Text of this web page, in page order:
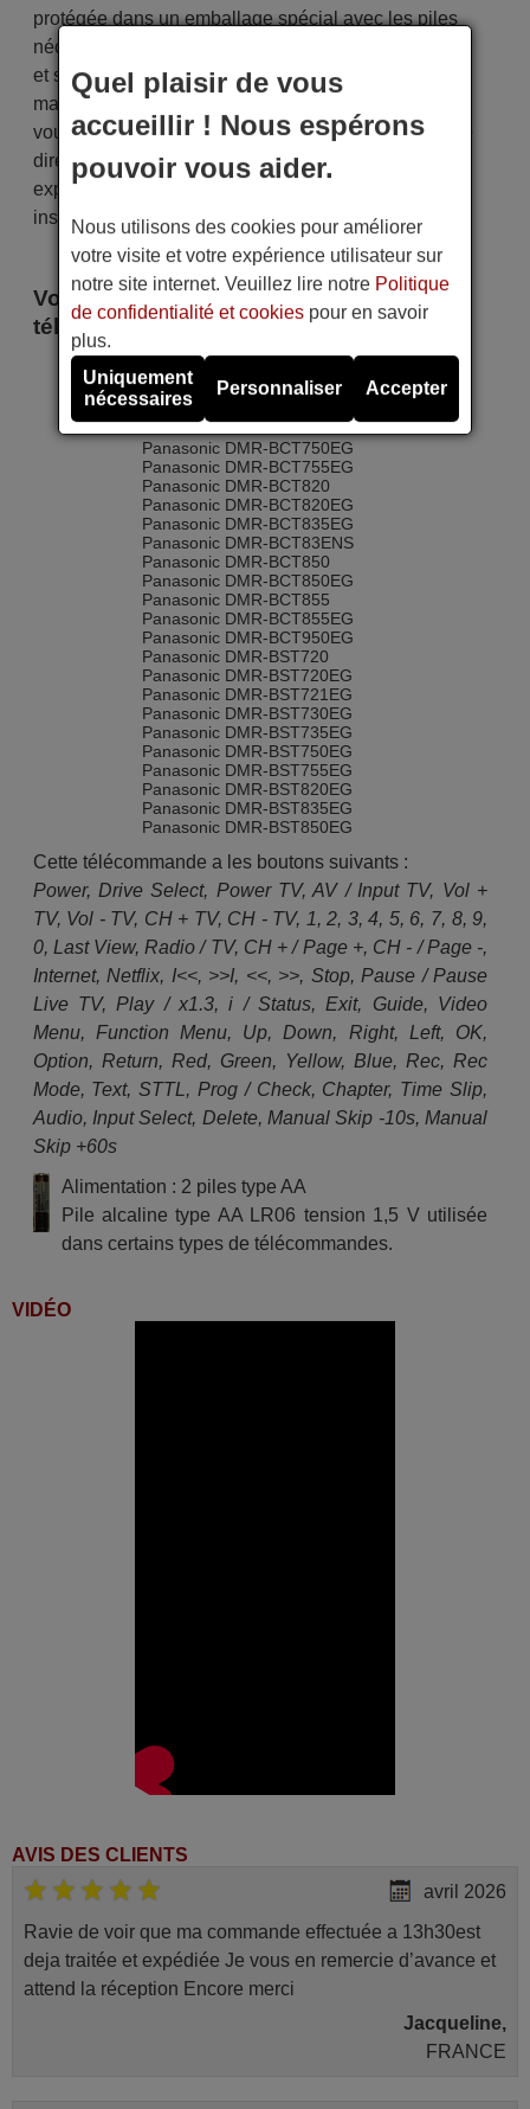
protégée dans un emballage spécial avec les piles
nécessaires (si demandées). L'expédition est rapide
et sécurisée, garantissant qu'elle arrive entre vos
mains dans le délai de livraison indiqué. De plus,
vous recevrez la commodité de recevoir votre facture
directement par courrier électronique. Votre
expérience d'achat sera impeccable dès le premier
instant !
Voici certains modèles qui utilisent cette
télécommande
Panasonic DMR-BCT720
Panasonic DMR-BCT720EG
Panasonic DMR-BCT721EG
Panasonic DMR-BCT73
Panasonic DMR-BCT750EG
Panasonic DMR-BCT755EG
Panasonic DMR-BCT820
Panasonic DMR-BCT820EG
Panasonic DMR-BCT835EG
Panasonic DMR-BCT83ENS
Panasonic DMR-BCT850
Panasonic DMR-BCT850EG
Panasonic DMR-BCT855
Panasonic DMR-BCT855EG
Panasonic DMR-BCT950EG
Panasonic DMR-BST720
Panasonic DMR-BST720EG
Panasonic DMR-BST721EG
Panasonic DMR-BST730EG
Panasonic DMR-BST735EG
Panasonic DMR-BST750EG
Panasonic DMR-BST755EG
Panasonic DMR-BST820EG
Panasonic DMR-BST835EG
Panasonic DMR-BST850EG
Panasonic DMR-BST950EG
Panasonic DMR-BWT720EB
Panasonic DMR-BWT735EB
Panasonic DMR-BWT735EB
Panasonic DMR-BWT735EC
Panasonic DMRBCT730EG
Panasonic DMRBCT735EG
Panasonic DMRBCT73ENK
Cette télécommande a les boutons suivants :
Power, Drive Select, Power TV, AV / Input TV, Vol +
TV, Vol - TV, CH + TV, CH - TV, 1, 2, 3, 4, 5, 6, 7, 8, 9,
0, Last View, Radio / TV, CH + / Page +, CH - / Page -,
Internet, Netflix, I<<, >>I, <<, >>, Stop, Pause / Pause
Live TV, Play / x1.3, i / Status, Exit, Guide, Video
Menu, Function Menu, Up, Down, Right, Left, OK,
Option, Return, Red, Green, Yellow, Blue, Rec, Rec
Mode, Text, STTL, Prog / Check, Chapter, Time Slip,
Audio, Input Select, Delete, Manual Skip -10s, Manual
Skip +60s
Alimentation : 2 piles type AA
Pile alcaline type AA LR06 tension 1,5 V utilisée
dans certains types de télécommandes.
VIDÉO
AVIS DES CLIENTS
avril 2026
Ravie de voir que ma commande effectuée a 13h30est
deja traitée et expédiée Je vous en remercie d’avance et
attend la réception Encore merci
Jacqueline,
FRANCE
Quel plaisir de vous
accueillir ! Nous espérons
pouvoir vous aider.
Nous utilisons des cookies pour améliorer
votre visite et votre expérience utilisateur sur
notre site internet. Veuillez lire notre Politique
de confidentialité et cookies pour en savoir
plus.
Uniquement
nécessaires
Personnaliser Accepter